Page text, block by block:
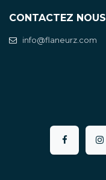
CONTACTEZ NOUS
info@flaneurz.com